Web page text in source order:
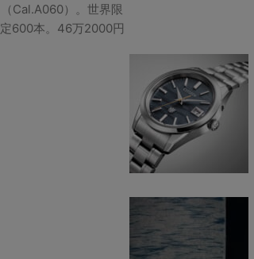
（Cal.A060）。世界限
定600本。46万2000円